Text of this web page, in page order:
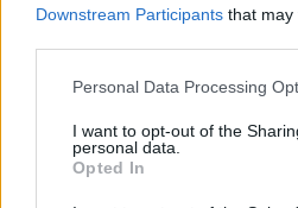
Downstream Participants that may
Personal Data Processing
I want to opt-out of the
personal data.
Opted In
Všechny komentáře (10)
Uživatelský e-